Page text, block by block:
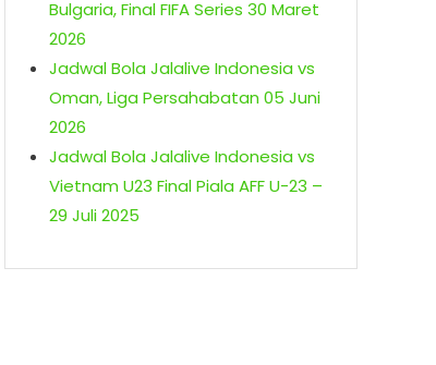
Bulgaria, Final FIFA Series 30 Maret
2026
Jadwal Bola Jalalive Indonesia vs
Oman, Liga Persahabatan 05 Juni
2026
Jadwal Bola Jalalive Indonesia vs
Vietnam U23 Final Piala AFF U-23 –
29 Juli 2025